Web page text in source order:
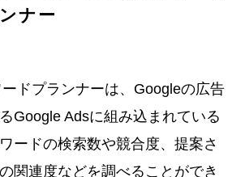
ナー
ドプランナーは、Googleの広告
Google Adsに組み込まれている
ードの検索数や競合度、提案さ
関連度などを調べることができ